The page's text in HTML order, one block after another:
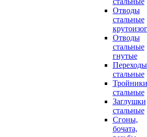
Отводы
стальные
Отводы
стальные
гнутые
Переходы
стальные
Тройники
стальные
Заглушки
стальные
Сгоны,
бочата,